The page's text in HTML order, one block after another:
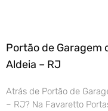
Portão de Garagem
Aldeia – RJ
Atrás de Portão de
– RJ? Na Favaretto